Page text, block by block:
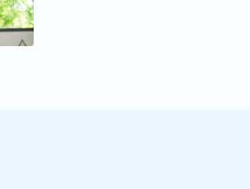
给我做检查。做完后，大夫问我
？”我说：“没感觉怎么疼。”大